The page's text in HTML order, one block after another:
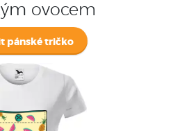
ovocem
pánské tričko